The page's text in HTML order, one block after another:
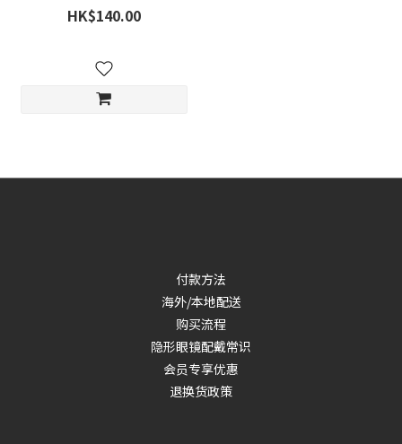
盒2片
HK$140.00
付款方法
海外/本地配送
购买流程
隐形眼镜配戴常识
会员专享优惠
退换货政策